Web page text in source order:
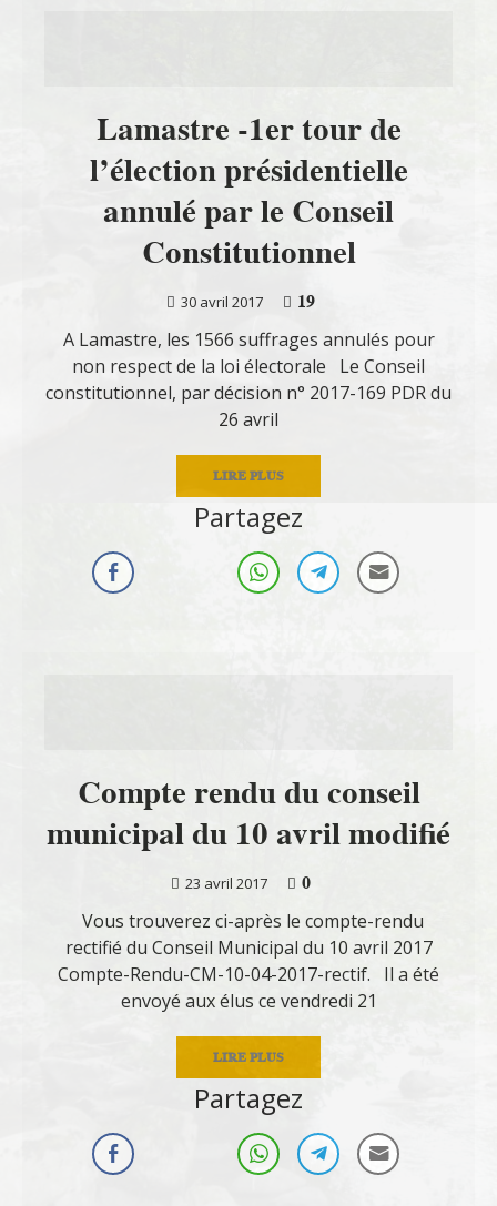
Lamastre -1er tour de
l’élection présidentielle
annulé par le Conseil
Constitutionnel
30 avril 2017
19
A Lamastre, les 1566 suffrages annulés pour
non respect de la loi électorale Le Conseil
constitutionnel, par décision n° 2017-169 PDR du
26 avril
LIRE PLUS
Partagez
Compte rendu du conseil
municipal du 10 avril modifié
23 avril 2017
0
Vous trouverez ci-après le compte-rendu
rectifié du Conseil Municipal du 10 avril 2017
Compte-Rendu-CM-10-04-2017-rectif. Il a été
envoyé aux élus ce vendredi 21
LIRE PLUS
Partagez